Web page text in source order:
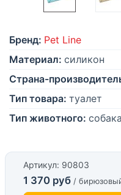
Бренд: Pet Line
Материал: силикон
Страна-
Тип товара: туалет
Тип животного:
Артикул: 90803
1 370 руб /